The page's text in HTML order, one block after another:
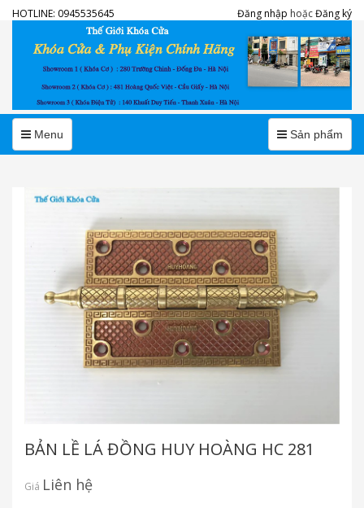
HOTLINE: 0945535645 Đăng nhập hoặcĐăng ký
MenuMenu MenuSản phẩm
BẢN LỀ LÁ ĐỒNG HUY HOÀNG HC 281
Giá Liên hệ